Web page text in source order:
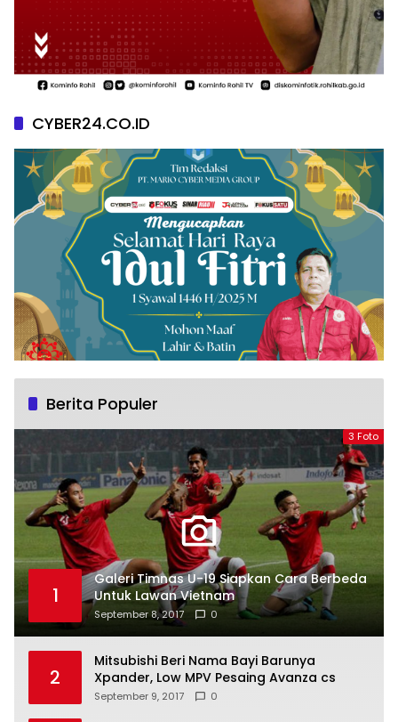
CYBER24.CO.ID
Berita Populer
3 Foto
1
Galeri Timnas U-19 Siapkan Cara Berbeda
Untuk Lawan Vietnam
September 8, 2017 0
2
Mitsubishi Beri Nama Bayi Barunya
Xpander, Low MPV Pesaing Avanza cs
September 9, 2017 0